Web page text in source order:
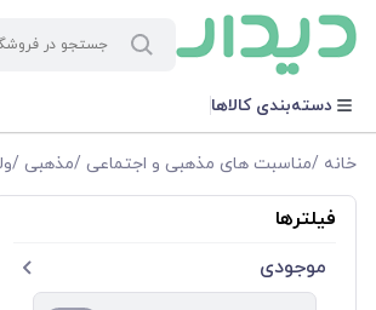
دسته‌بندی کالاها
خانه /مناسبت های مذهبی و اجتماعی /مذهبی /
فیلترها
موجودی